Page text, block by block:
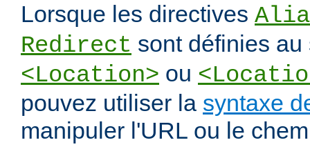
Lorsque les directives
Redirect sont définies
<Location> ou
pouvez utiliser la syntaxe
manipuler l'URL ou le